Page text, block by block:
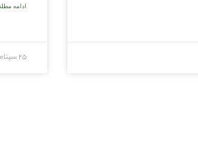
ادامه
25 سپتامبر, 2025